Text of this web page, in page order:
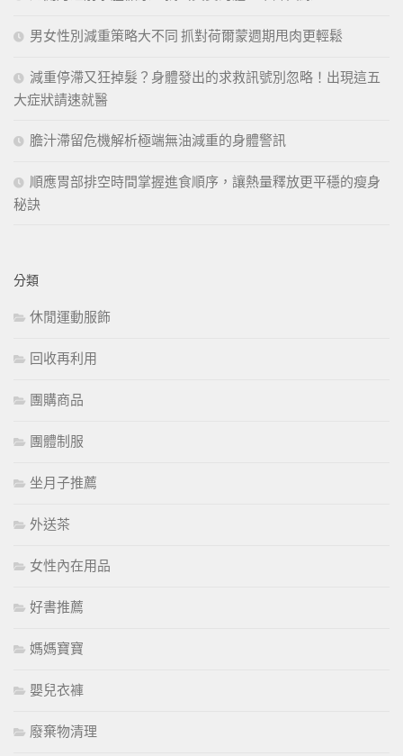
男女性別減重策略大不同 抓對荷爾蒙週期甩肉更輕鬆
減重停滯又狂掉髮？身體發出的求救訊號別忽略！出現這五
大症狀請速就醫
膽汁滯留危機解析極端無油減重的身體警訊
順應胃部排空時間掌握進食順序，讓熱量釋放更平穩的瘦身
秘訣
分類
休閒運動服飾
回收再利用
團購商品
團體制服
坐月子推薦
外送茶
女性內在用品
好書推薦
媽媽寶寶
嬰兒衣褲
廢棄物清理